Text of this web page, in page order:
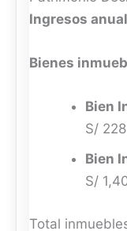
Ingresos
Bienes
Bien
S/
Bien
S/
Total